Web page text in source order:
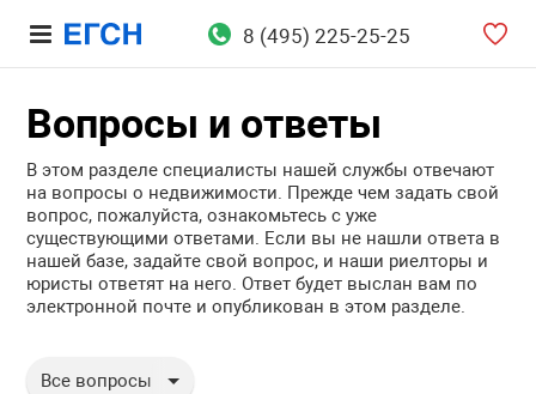
8 (495) 225-25-25
Вопросы и ответы
В этом разделе специалисты нашей службы отвечают
на вопросы о недвижимости. Прежде чем задать свой
вопрос, пожалуйста, ознакомьтесь с уже
существующими ответами. Если вы не нашли ответа в
нашей базе, задайте свой вопрос, и наши риелторы и
юристы ответят на него. Ответ будет выслан вам по
электронной почте и опубликован в этом разделе.
Все вопросы